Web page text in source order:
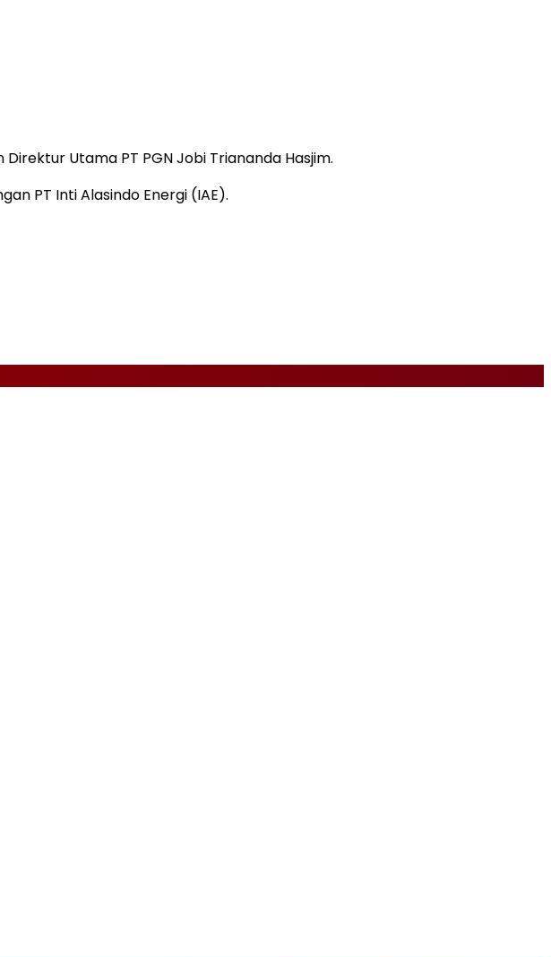
Utama PT PGN Jobi Triananda Hasjim.
PT Inti Alasindo Energi (IAE).